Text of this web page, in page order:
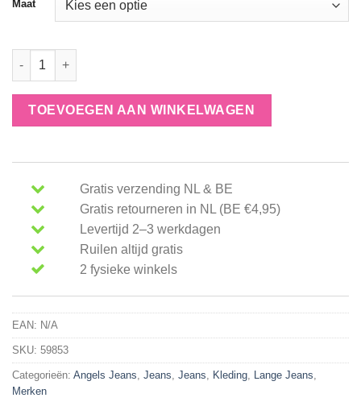
Maat
Angels broek cici 346 340030 aantal
TOEVOEGEN AAN WINKELWAGEN
Gratis verzending NL & BE
Gratis retourneren in NL (BE €4,95)
Levertijd 2–3 werkdagen
Ruilen altijd gratis
2 fysieke winkels
EAN: N/A
SKU: 59853
Categorieën: Angels Jeans, Jeans, Jeans, Kleding, Lange Jeans,
Merken